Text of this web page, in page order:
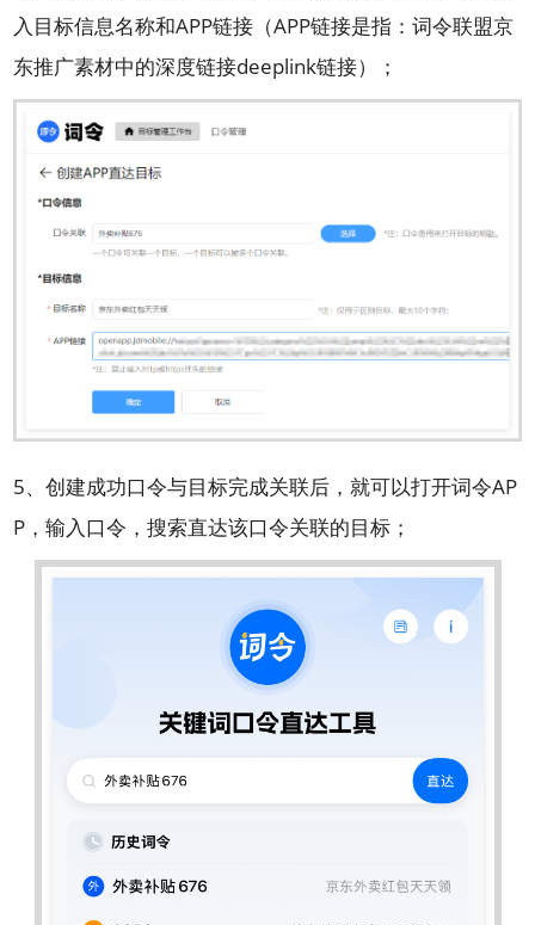
入目标信息名称和APP链接（APP链接是指：词令联盟京
东推广素材中的深度链接deeplink链接）；
5、创建成功口令与目标完成关联后，就可以打开词令AP
P，输入口令，搜索直达该口令关联的目标；